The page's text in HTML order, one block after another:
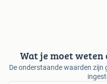
Wat je moet
De onderstaande waarden zijn